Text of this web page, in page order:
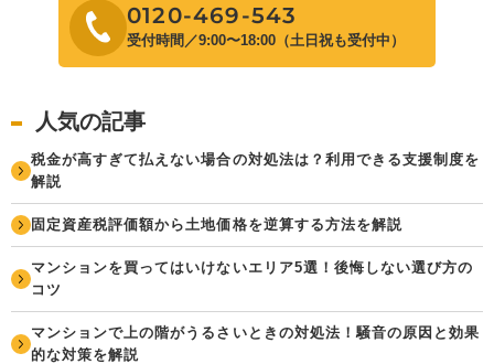
0120-469-543
受付時間／9:00〜18:00（土日祝も受付中）
人気の記事
税金が高すぎて払えない場合の対処法は？利用できる支援制度を
解説
固定資産税評価額から土地価格を逆算する方法を解説
マンションを買ってはいけないエリア5選！後悔しない選び方の
コツ
マンションで上の階がうるさいときの対処法！騒音の原因と効果
的な対策を解説